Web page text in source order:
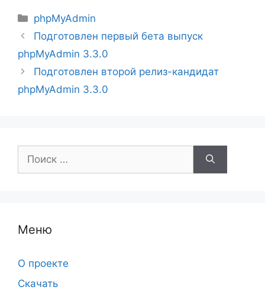
Рубрики
phpMyAdmin
Подготовлен первый бета выпуск
phpMyAdmin 3.3.0
Подготовлен второй релиз-кандидат
phpMyAdmin 3.3.0
Поиск:
Меню
О проекте
Скачать